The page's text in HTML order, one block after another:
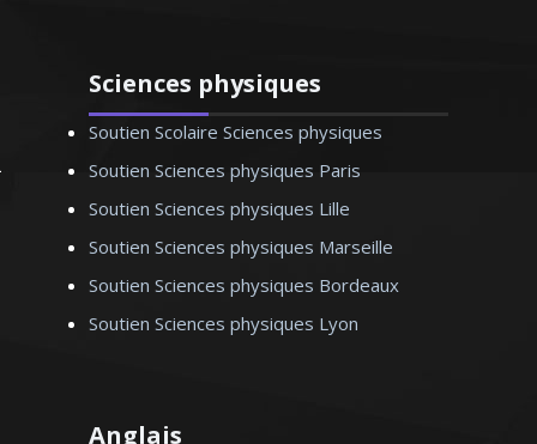
Sciences physiques
Soutien Scolaire Sciences physiques
Soutien Sciences physiques Paris
Soutien Sciences physiques Lille
Soutien Sciences physiques Marseille
Soutien Sciences physiques Bordeaux
Soutien Sciences physiques Lyon
Anglais